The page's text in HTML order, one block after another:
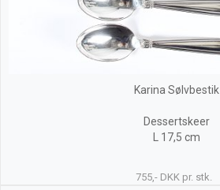
Karina Sølvbestik
Dessertskeer
L 17,5 cm
755,- DKK pr. stk.